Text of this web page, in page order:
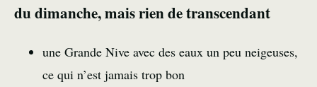
du dimanche, mais rien de transcendant
une Grande Nive avec des eaux un peu neigeuses,
ce qui n’est jamais trop bon